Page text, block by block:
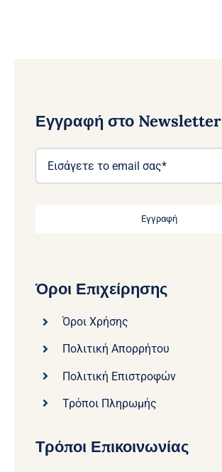
Εγγραφή στο Newsletter
Εγγραφή
Όροι Επιχείρησης
Όροι Χρήσης
Πολιτική Απορρήτου
Πολιτική Επιστροφών
Τρόποι Πληρωμής
Τρόποι Επικοινωνίας